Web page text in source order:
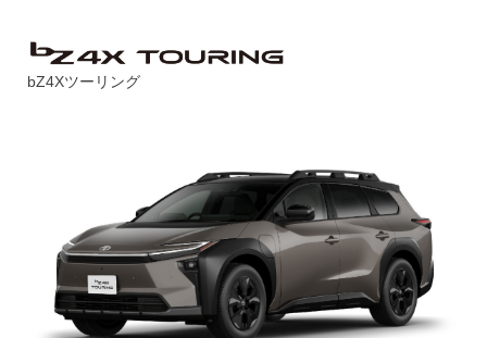
bZ4Xツーリング